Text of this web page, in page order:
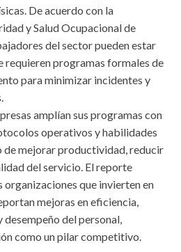
De acuerdo con la
y Salud Ocupacional de
del sector pueden estar
requieren programas formales de
para minimizar incidentes y
amplían sus programas con
operativos y habilidades
mejorar productividad, reducir
del servicio. El reporte
organizaciones que invierten en
mejoras en eficiencia,
del personal,
como un pilar competitivo.